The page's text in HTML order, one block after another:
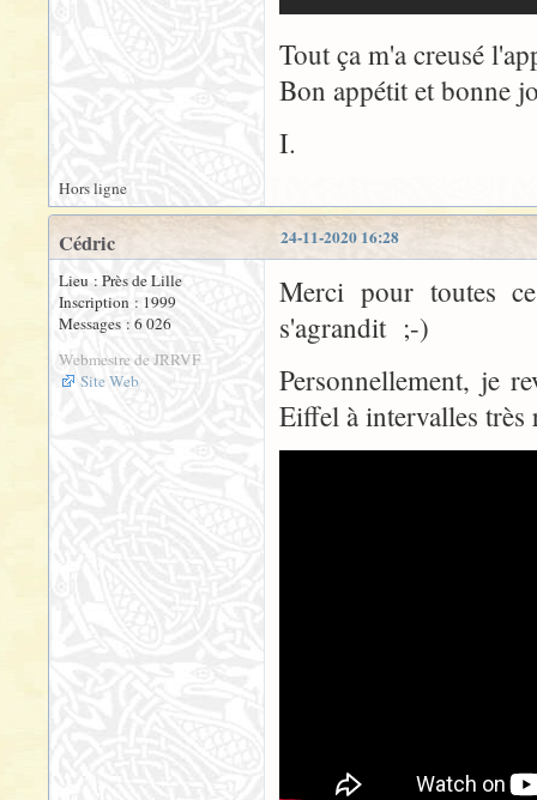
Tout ça m'a creusé
Bon appétit et bonne
I.
Hors ligne
24-11-2020 16:28
Cédric
Lieu : Près de Lille
Inscription : 1999
Messages : 6 026
Webmestre de JRRVF
Site Web
Merci pour toutes
s'agrandit ;-)
Personnellement, je
Eiffel à intervalles très